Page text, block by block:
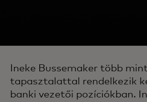
Ineke Bussemaker több
tapasztalattal rendelkezik
banki vezetői pozíciókban.